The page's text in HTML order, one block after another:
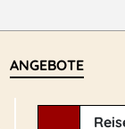
ANGEBOTE